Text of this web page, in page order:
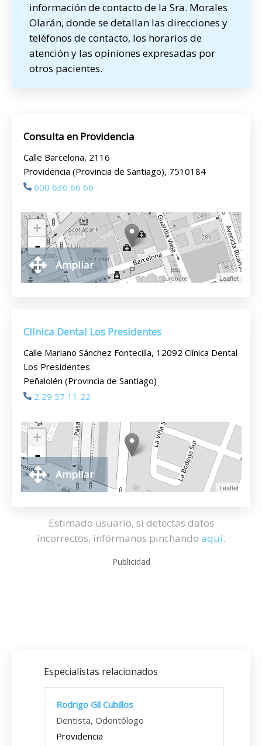
información de contacto de la Sra. Morales
Olarán, donde se detallan las direcciones y
teléfonos de contacto, los horarios de
atención y las opiniones expresadas por
otros pacientes.
Consulta en Providencia
Calle Barcelona, 2116
Providencia (Provincia de Santiago), 7510184
600 636 66 66
+
-
Leaflet
Ampliar
Clínica Dental Los Presidentes
Calle Mariano Sánchez Fontecilla, 12092 Clínica Dental
Los Presidentes
Peñalolén (Provincia de Santiago)
2 29 57 11 22
+
-
Leaflet
Ampliar
Estimado usuario, si detectas datos
incorrectos, infórmanos pinchando aquí.
Publicidad
Especialistas relacionados
Rodrigo Gil Cubillos
Dentista, Odontólogo
Providencia